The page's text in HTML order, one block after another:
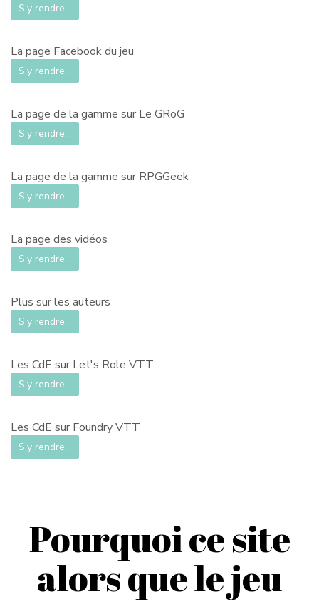
S’y rendre…
La page Facebook du jeu
S’y rendre…
La page de la gamme sur Le GRoG
S’y rendre…
La page de la gamme sur RPGGeek
S’y rendre…
La page des vidéos
S’y rendre…
Plus sur les auteurs
S’y rendre…
Les CdE sur Let's Role VTT
S’y rendre…
Les CdE sur Foundry VTT
S’y rendre…
Pourquoi ce site
alors que le jeu